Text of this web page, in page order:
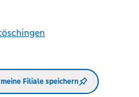
Filiale speichern